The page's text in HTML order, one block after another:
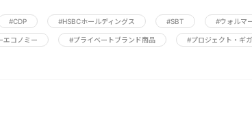
#CDP #HSBCホールディングス #SBT #ウォルマ
エコノミー #プライベートブランド商品 #プロジェクト・ギ